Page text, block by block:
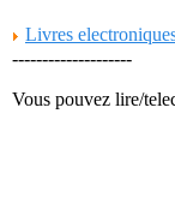
Livres
--------------------
Vous pouvez lire/